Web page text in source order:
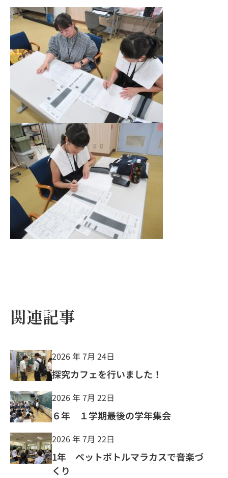
関連記事
2026 年 7月 24日
探究カフェを行いました！
2026 年 7月 22日
６年 １学期最後の学年集会
2026 年 7月 22日
1年 ペットボトルマラカスで音楽づ
くり